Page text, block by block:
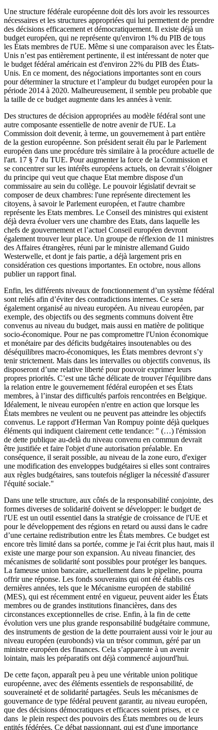
Une structure fédérale européenne doit dès lors avoir les ressources
nécessaires et les structures appropriées qui lui permettent de prendre
des décisions efficacement et démocratiquement. Il existe déjà un
budget européen, qui ne représente qu'environ 1% du PIB de tous
les États membres de l'UE. Même si une comparaison avec les États-
Unis n’est pas entièrement pertinente, il est intéressant de noter que
le budget fédéral américain est d'environ 22% du PIB des États-
Unis. En ce moment, des négociations importantes sont en cours
pour déterminer la structure et l’ampleur du budget européen pour la
période 2014 à 2020. Malheureusement, il semble peu probable que
la taille de ce budget augmente dans les années à venir.
Des structures de décision appropriées au modèle fédéral sont une
autre composante essentielle de notre avenir de l'UE. La
Commission doit devenir, à terme, un gouvernement à part entière
de la gestion européenne. Son président serait élu par le Parlement
européen dans une procédure très similaire à la procédure actuelle de
l'art. 17 § 7 du TUE. Pour augmenter la force de la Commission et
se concentrer sur les intérêts européens actuels, on devrait s’éloigner
du principe qui veut que chaque Etat membre dispose d'un
commissaire au sein du collège. Le pouvoir législatif devrait se
composer de deux chambres: l'une représente directement les
citoyens, à savoir le Parlement européen, et l'autre chambre
représente les Etats membres. Le Conseil des ministres qui existent
déjà devra évoluer vers une chambre des Etats, dans laquelle les
chefs de gouvernement et l’actuel Conseil européen devront
également trouver leur place. Un groupe de réflexion de 11 ministres
des Affaires étrangères, réuni par le ministre allemand Guido
Westerwelle, et dont je fais partie, a déjà largement pris en
considération ces questions importantes. En octobre, nous allons
publier un rapport final.
Enfin, les différents niveaux de fonctionnement d’un système fédéral
sont reliés afin d’éviter des contradictions internes. Ce sera
également organisé au niveau européen. Au niveau européen, par
exemple, des objectifs ou des segments communs doivent être
convenus au niveau du budget, mais aussi en matière de politique
socio-économique. Pour ne pas compromettre l'Union économique
et monétaire par des déficits budgétaires insoutenables ou des
déséquilibres macro-économiques, les États membres devront s’y
tenir strictement. Mais dans les intervalles ou objectifs convenus, ils
disposeront d’une relative liberté pour pouvoir exprimer leurs
propres priorités. C’est une tâche délicate de trouver l'équilibre dans
la relation entre le gouvernement fédéral européen et ses États
membres, à l’instar des difficultés parfois rencontrées en Belgique.
Idéalement, le niveau européen n'entre en action que lorsque les
États membres ne veulent ou ne peuvent pas atteindre les objectifs
convenus. Le rapport d'Herman Van Rompuy pointe déjà quelques
éléments qui indiquent clairement cette tendance: " (…) l'émission
de dette publique au-delà du niveau convenu en commun devrait
être justifiée et faire l'objet d'une autorisation préalable. En
conséquence, il serait possible, au niveau de la zone euro, d'exiger
une modification des enveloppes budgétaires si elles sont contraires
aux règles budgétaires, sans toutefois négliger la nécessité d'assurer
l'équité sociale."
Dans une telle structure, aux côtés de la responsabilité conjointe, des
formes diverses de solidarité doivent se développer: le budget de
l'UE est un outil essentiel dans la stratégie de croissance de l'UE et
pour le développement des régions en retard ou aussi dans le cadre
d’une certaine redistribution entre les États membres. Ce budget est
encore très limité dans sa portée, comme je l'ai écrit plus haut, mais il
existe une marge pour son expansion. Au niveau financier, des
mécanismes de solidarité sont possibles pour protéger les banques.
La fameuse union bancaire, actuellement dans le pipeline, pourra
offrir une réponse. Les fonds souverains qui ont été établis ces
dernières années, tels que le Mécanisme européen de stabilité
(MES), qui est récemment entré en vigueur, peuvent aider les États
membres ou de grandes institutions financières, dans des
circonstances exceptionnelles de crise. Enfin, à la fin de cette
évolution vers une plus grande responsabilité budgétaire commune,
des instruments de gestion de la dette pourraient aussi voir le jour au
niveau européen (eurobonds) via un trésor commun, géré par un
ministre européen des finances. Cela s’apparente à un avenir
lointain, mais les préparatifs ont déjà commencé aujourd'hui.
De cette façon, apparaît peu à peu une véritable union politique
européenne, avec des éléments essentiels de responsabilité, de
souveraineté et de solidarité partagées. Seuls les mécanismes de
gouvernance de type fédéral peuvent garantir, au niveau européen,
que des décisions démocratiques et efficaces soient prises, et ce
dans le plein respect des pouvoirs des États membres ou de leurs
entités fédérées. Ce débat passionnant, qui est d'une importance